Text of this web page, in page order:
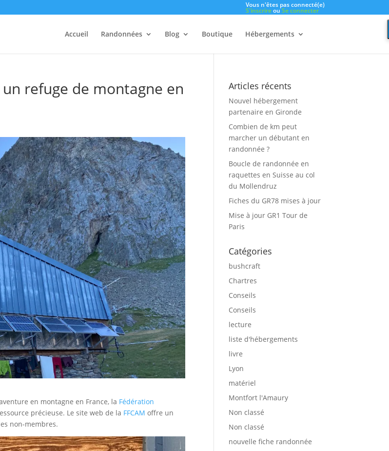
Vous n'êtes pas connecté(e)
S'inscrireouSe connecter
Accueil Randonnées Blog Boutique Hébergements
refuge de montagne en
en montagne en France, la Fédération
précieuse. Le site web de la FFCAM offre un
non-membres.
Articles récents
Nouvel hébergement
partenaire en Gironde
Combien de km peut
marcher un débutant en
randonnée ?
Boucle de randonnée en
raquettes en Suisse au col
du Mollendruz
Fiches du GR78 mises à jour
Mise à jour GR1 Tour de
Paris
Catégories
bushcraft
Chartres
Conseils
Conseils
lecture
liste d'hébergements
livre
Lyon
matériel
Montfort l'Amaury
Non classé
Non classé
nouvelle fiche randonnée